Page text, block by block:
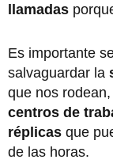
llamadas
Es importante
salvaguardar la
que nos
centros de
réplicas que
de las horas.